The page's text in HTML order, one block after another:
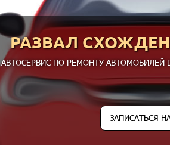
РАЗВАЛ
АВТОСЕРВИС ПО РЕМОНТУ АВТОМОБИЛЕЙ
ЗАПИСАТЬСЯ